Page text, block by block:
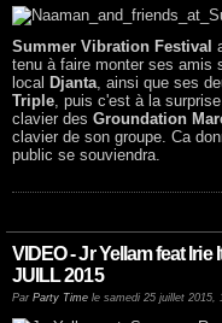
Summer Vibration Festival
tenu à faire monter ses amis
local Djanta, ainsi que ses
Triple, puis c'est à la
clavier des Groundation
clavier de son groupe. Ca
public se souviendra.
VIDEO - Jr Yellam feat
JUILL 2015
Par Party Time le samedi 25 juillet 2015,